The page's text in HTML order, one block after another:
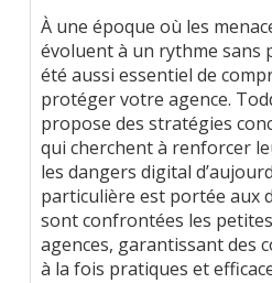
À une époque où les
évoluent à un rythme sans
été aussi essentiel de
protéger votre agence.
propose des stratégies
qui cherchent à renforcer
les dangers digital
particulière est portée aux
sont confrontées les
agences, garantissant des
à la fois pratiques et